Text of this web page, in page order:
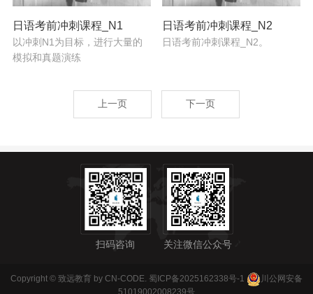
日语考前冲刺课程_N1
以冲刺N1为目标，进行大量的
模拟和真题演练
日语考前冲刺课程_N2
日语考前冲刺课程_N2。
上一页 下一页
扫码咨询 关注微信公众号
Copyright © 致远教育 by CN-CODE. 蜀ICP备2025162338号-1
川公网安备